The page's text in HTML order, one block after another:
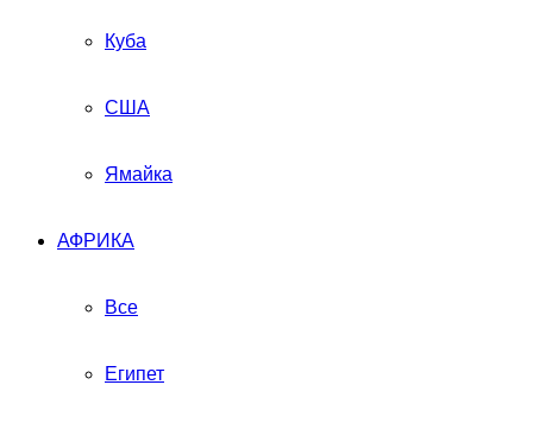
Куба
США
Ямайка
АФРИКА
Все
Египет